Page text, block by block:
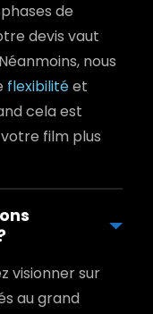
de
devis vaut
nous
flexibilitéet
cela est
film plus
visionner sur
au grand